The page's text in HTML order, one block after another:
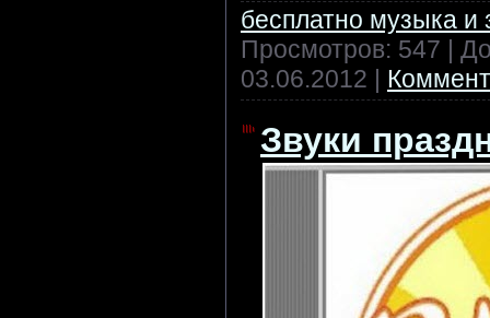
бесплатно музыка и
Просмотров: 547 |
03.06.2012
Звуки